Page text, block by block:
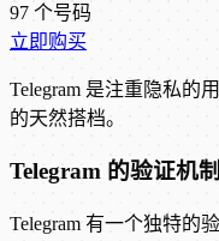
97 个号码
立即购买
Telegram 是注重隐私的
的天然搭档。
Telegram 的验证机制
Telegram 有一个独特的